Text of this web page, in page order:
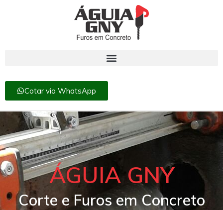
Cotar via WhatsApp
ÁGUIA GNY
Corte e Furos em Concreto